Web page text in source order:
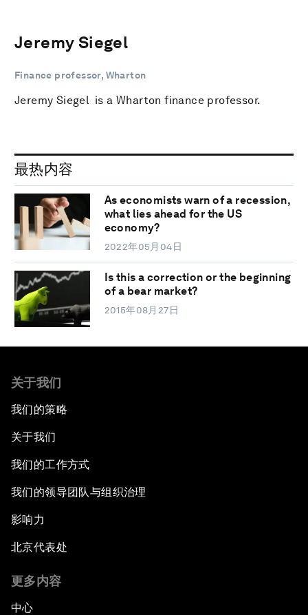
Jeremy Siegel
Finance professor, Wharton
Jeremy Siegel is a Wharton finance professor.
最热内容
As economists warn of a recession,
what lies ahead for the US
economy?
2022年05月04日
Is this a correction or the beginning
of a bear market?
2015年08月27日
关于我们
我们的策略
关于我们
我们的工作方式
我们的领导团队与组织治理
影响力
北京代表处
更多内容
中心